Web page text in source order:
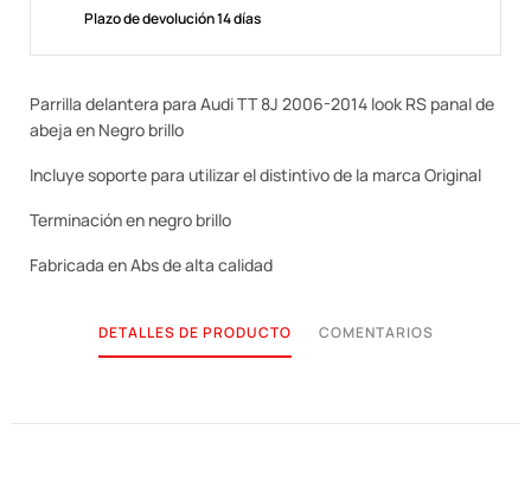
Plazo de devolución 14 días
Parrilla delantera para Audi TT 8J 2006-2014 look RS panal de
abeja en Negro brillo
Incluye soporte para utilizar el distintivo de la marca Original
Terminación en negro brillo
Fabricada en Abs de alta calidad
DETALLES DE PRODUCTO COMENTARIOS